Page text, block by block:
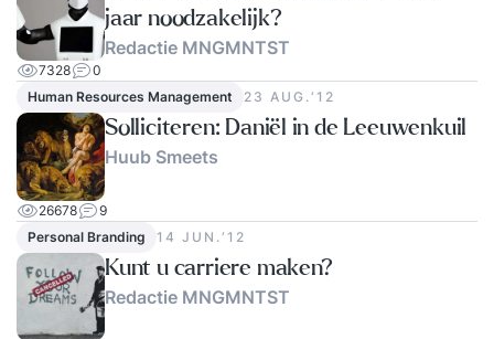
jaar noodzakelijk?
Redactie MNGMNTST
7328
0
Human Resources Management
23 AUG.‘12
Solliciteren: Daniël in de Leeuwenkuil
Huub Smeets
26678
9
Personal Branding
14 JUN.‘12
Kunt u carriere maken?
Redactie MNGMNTST